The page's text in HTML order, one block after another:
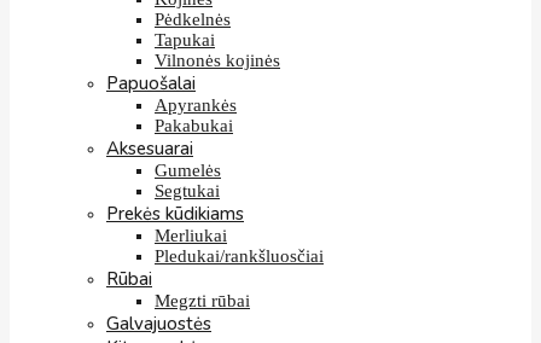
Pėdkelnės
Tapukai
Vilnonės kojinės
Papuošalai
Apyrankės
Pakabukai
Aksesuarai
Gumelės
Segtukai
Prekės kūdikiams
Merliukai
Pledukai/rankšluosčiai
Rūbai
Megzti rūbai
Galvajuostės